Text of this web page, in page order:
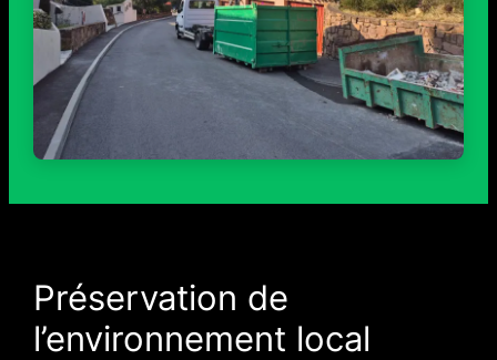
Préservation de
l’environnement local